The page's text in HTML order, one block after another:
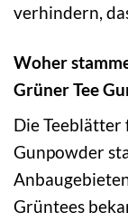
verhindern,
Woher
Grüner Tee
Die
Gunpowder
Grüntees